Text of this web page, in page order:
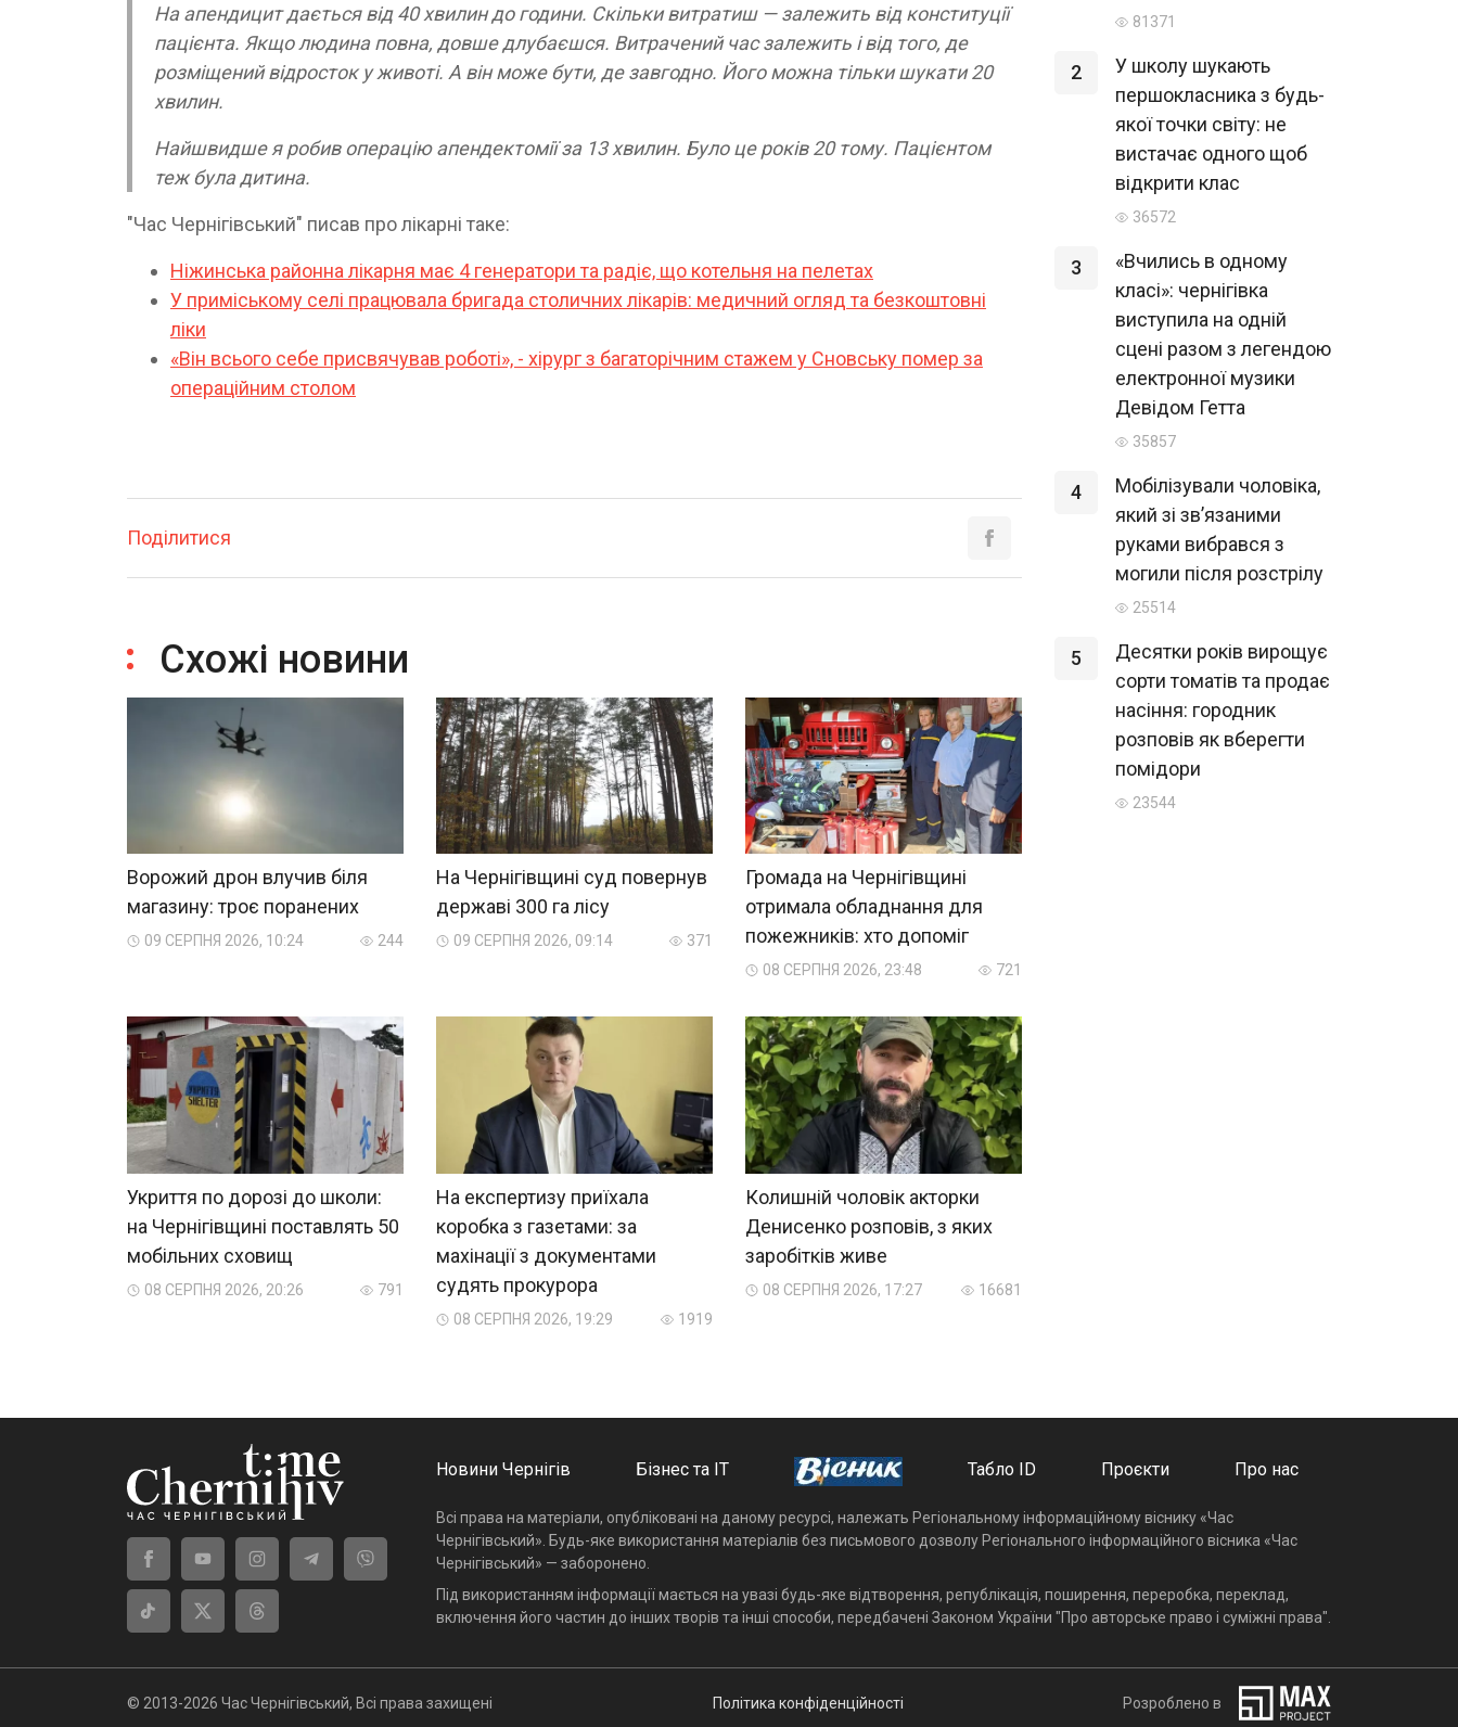
На апендицит дається від 40 хвилин до години. Скільки витратиш — залежить від конституції
пацієнта. Якщо людина повна, довше длубаєшся. Витрачений час залежить і від того, де
розміщений відросток у животі. А він може бути, де завгодно. Його можна тільки шукати 20
хвилин.
Найшвидше я робив операцію апендектомії за 13 хвилин. Було це років 20 тому. Пацієнтом
теж була дитина.
"Час Чернігівський" писав про лікарні таке:
Ніжинська районна лікарня має 4 генератори та радіє, що котельня на пелетах
У приміському селі працювала бригада столичних лікарів: медичний огляд та безкоштовні
ліки
«Він всього себе присвячував роботі», - хірург з багаторічним стажем у Сновську помер за
операційним столом
Поділитися
Схожі новини
Ворожий дрон влучив біля
магазину: троє поранених
09 СЕРПНЯ 2026, 10:24 244
На Чернігівщині суд повернув
державі 300 га лісу
09 СЕРПНЯ 2026, 09:14 371
Громада на Чернігівщині
отримала обладнання для
пожежників: хто допоміг
08 СЕРПНЯ 2026, 23:48 721
Укриття по дорозі до школи:
на Чернігівщині поставлять 50
мобільних сховищ
08 СЕРПНЯ 2026, 20:26 791
На експертизу приїхала
коробка з газетами: за
махінації з документами
судять прокурора
08 СЕРПНЯ 2026, 19:29 1919
Колишній чоловік акторки
Денисенко розповів, з яких
заробітків живе
08 СЕРПНЯ 2026, 17:27 16681
81371
2
У школу шукають
першокласника з будь-
якої точки світу: не
вистачає одного щоб
відкрити клас
36572
3
«Вчились в одному
класі»: чернігівка
виступила на одній
сцені разом з легендою
електронної музики
Девідом Гетта
35857
4
Мобілізували чоловіка,
який зі зв’язаними
руками вибрався з
могили після розстрілу
25514
5
Десятки років вирощує
сорти томатів та продає
насіння: городник
розповів як вберегти
помідори
23544
Новини Чернігів Бізнес та ІТ Табло ID Проєкти Про нас
Всі права на матеріали, опубліковані на даному ресурсі, належать Регіональному інформаційному віснику «Час
Чернігівський». Будь-яке використання матеріалів без письмового дозволу Регіонального інформаційного вісника «Час
Чернігівський» — заборонено.
Під використанням інформації мається на увазі будь-яке відтворення, републікація, поширення, переробка, переклад,
включення його частин до інших творів та інші способи, передбачені Законом України "Про авторське право і суміжні права".
© 2013-2026 Час Чернігівський, Всі права захищені Політика конфіденційності Розроблено в